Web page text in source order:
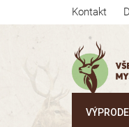
Kontakt